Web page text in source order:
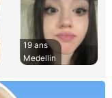
19 ans
Medellin